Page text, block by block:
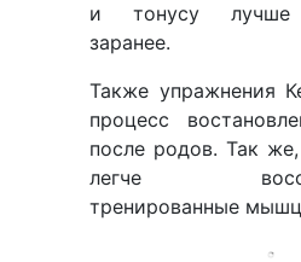
и тонусу лучше
заранее.
Также упражнения
процесс
после родов. Так
легче
тренированные